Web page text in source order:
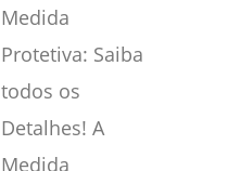
Medida
Protetiva: Saiba
todos os
Detalhes! A
Medida